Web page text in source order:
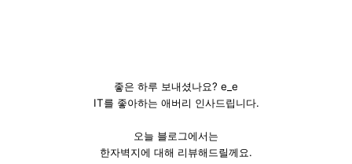
좋은 하루 보내셨나요? e_e
IT를 좋아하는 애버리 인사드립니다.
오늘 블로그에서는
한자벽지에 대해 리뷰해드릴께요.